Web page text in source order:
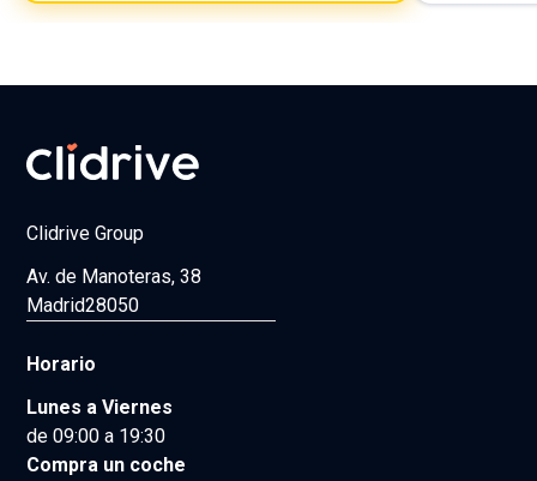
Clidrive Group
Av. de Manoteras, 38
Madrid28050
Horario
Lunes a Viernes
de 09:00 a 19:30
Compra un coche